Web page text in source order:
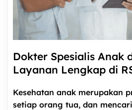
Dokter Spesialis Anak
Layanan Lengkap di
Kesehatan anak merupakan
setiap orang tua, dan